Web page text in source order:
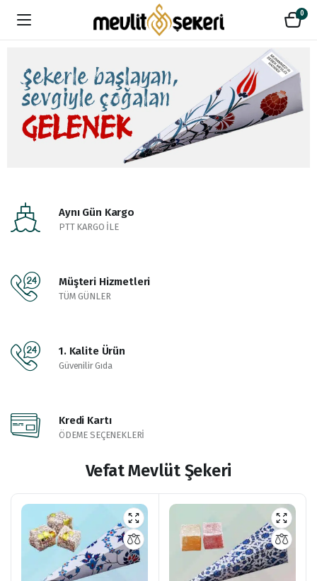
0
Aynı Gün Kargo
PTT KARGO İLE
Müşteri Hizmetleri
TÜM GÜNLER
1. Kalite Ürün
Güvenilir Gıda
Kredi Kartı
ÖDEME SEÇENEKLERİ
Vefat Mevlüt Şekeri